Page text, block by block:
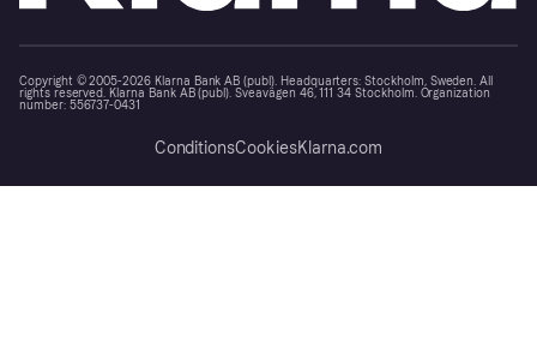
Copyright © 2005-2026 Klarna Bank AB (publ). Headquarters: Stockholm, Sweden. All
rights reserved. Klarna Bank AB (publ). Sveavägen 46, 111 34 Stockholm. Organization
number: 556737-0431
ConditionsCookiesKlarna.com